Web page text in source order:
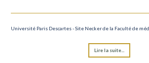
Université Paris Descartes - Site Necker de la Faculté de
Lire la suite...